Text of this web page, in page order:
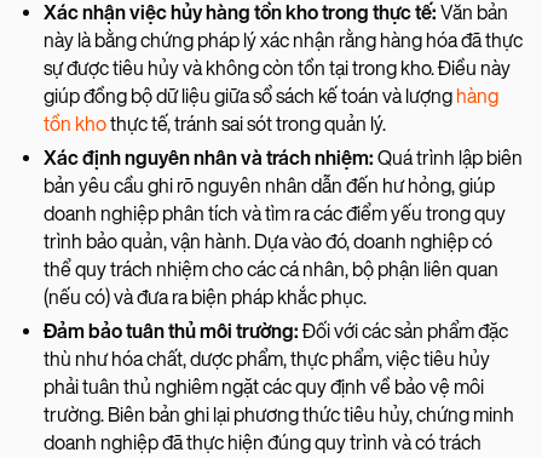
Xác nhận việc hủy hàng tồn kho trong thực tế: Văn bản
này là bằng chứng pháp lý xác nhận rằng hàng hóa đã thực
sự được tiêu hủy và không còn tồn tại trong kho. Điều này
giúp đồng bộ dữ liệu giữa sổ sách kế toán và lượng hàng
tồn khothực tế, tránh sai sót trong quản lý.
Xác định nguyên nhân và trách nhiệm: Quá trình lập biên
bản yêu cầu ghi rõ nguyên nhân dẫn đến hư hỏng, giúp
doanh nghiệp phân tích và tìm ra các điểm yếu trong quy
trình bảo quản, vận hành. Dựa vào đó, doanh nghiệp có
thể quy trách nhiệm cho các cá nhân, bộ phận liên quan
(nếu có) và đưa ra biện pháp khắc phục.
Đảm bảo tuân thủ môi trường:Đối với các sản phẩm đặc
thù như hóa chất, dược phẩm, thực phẩm, việc tiêu hủy
phải tuân thủ nghiêm ngặt các quy định về bảo vệ môi
trường. Biên bản ghi lại phương thức tiêu hủy, chứng minh
doanh nghiệp đã thực hiện đúng quy trình và có trách